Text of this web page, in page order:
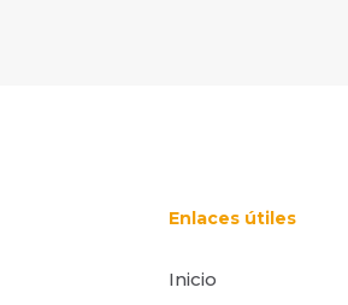
Enlaces útiles
Inicio